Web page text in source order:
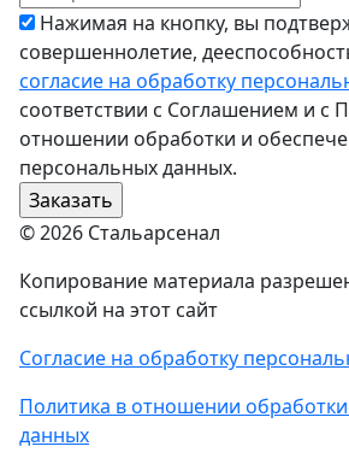
Нажимая на кнопку, вы
совершеннолетие,
согласие на обработку
соответствии с Соглашением и с
отношении обработки и
персональных данных.
© 2026 Стальарсенал
Копирование материала
ссылкой на этот сайт
Согласие на обработку
Политика в отношении
данных